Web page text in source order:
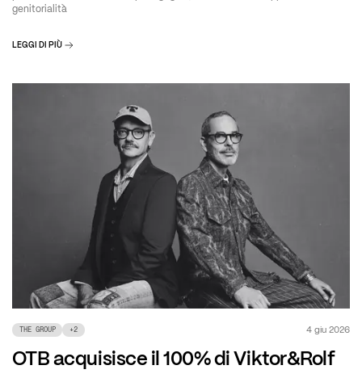
genitorialità
LEGGI DI PIÙ
THE GROUP +2 4 giu 2026
OTB acquisisce il 100% di Viktor&Rolf